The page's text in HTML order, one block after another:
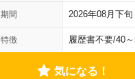
期間 2026年08月下
特徴 履歴書不要/40
気になる！